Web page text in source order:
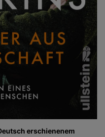
erschienenem